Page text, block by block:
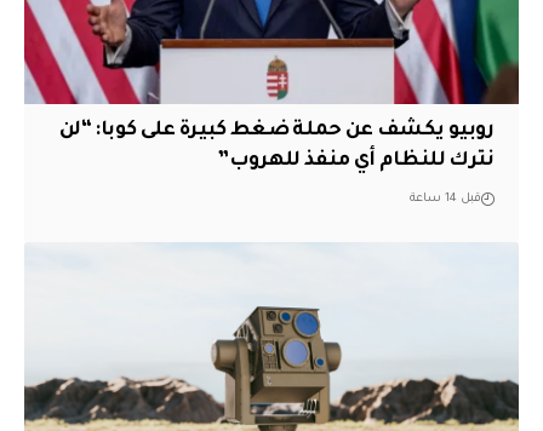
روبيو يكشف عن حملة ضغط كبيرة على كوبا: “لن
نترك للنظام أي منفذ للهروب”
قبل 14 ساعة